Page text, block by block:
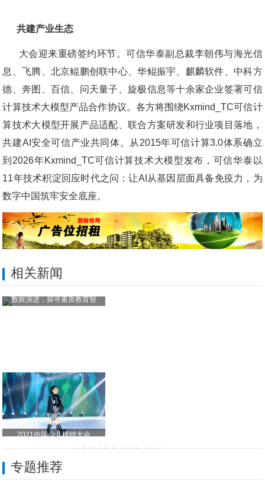
共建产业生态
大会迎来重磅签约环节。可信华泰副总裁李朝伟与海光信
息、飞腾、北京鲲鹏创联中心、华鲲振宇、麒麟软件、中科方
德、奔图、百信、问天量子、旋极信息等十余家企业签署可信
计算技术大模型产品合作协议。各方将围绕Kxmind_TC可信计
算技术大模型开展产品适配、联合方案研发和行业项目落地，
共建AI安全可信产业共同体。从2015年可信计算3.0体系确立
到2026年Kxmind_TC可信计算技术大模型发布，可信华泰以
11年技术积淀回应时代之问：让AI从基因层面具备免疫力，为
数字中国筑牢安全底座。
相关新闻
数效演进，探寻素质教育智
2021中国少儿模特大会
亚匹联APBA廖望：一球连世界
专题推荐